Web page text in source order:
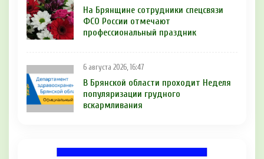
На Брянщине сотрудники спецсвязи
ФСО России отмечают
профессиональный праздник
6 августа 2026, 16:47
В Брянской области проходит Неделя
популяризации грудного
вскармливания